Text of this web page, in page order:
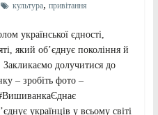
культура, привітання
української єдності,
який об’єднує покоління й
Закликаємо долучитися до
– зробіть фото –
українців у всьому світі